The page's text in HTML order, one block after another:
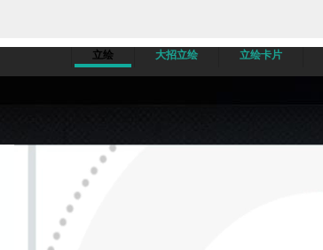
立绘 大招立绘 立绘卡片